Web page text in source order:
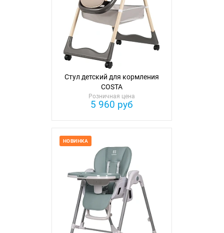
Стул детский для кормления
COSTA
Розничная цена
5 960 руб
НОВИНКА